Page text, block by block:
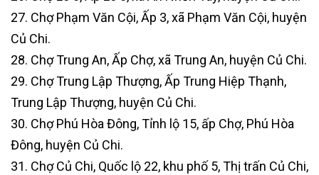
27. Chợ Phạm Văn Cội, Ấp 3, xã Phạm Văn Cội, huyện
Củ Chi.
28. Chợ Trung An, Ấp Chợ, xã Trung An, huyện Củ Chi.
29. Chợ Trung Lập Thượng, Ấp Trung Hiệp Thạnh,
Trung Lập Thượng, huyện Củ Chi.
30. Chợ Phú Hòa Đông, Tỉnh lộ 15, ấp Chợ, Phú Hòa
Đông, huyện Củ Chi.
31. Chợ Củ Chi, Quốc lộ 22, khu phố 5, Thị trấn Củ Chi,